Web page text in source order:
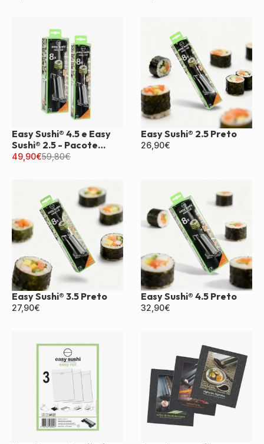
Easy Sushi® 4.5 e Easy
Sushi® 2.5 - Pacote
Duplo Preto
49,90€59,80€
Easy Sushi® 2.5 Preto
26,90€
Easy Sushi® 3.5 Preto
27,90€
Easy Sushi® 4.5 Preto
32,90€